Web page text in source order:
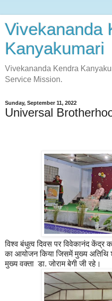
Vivekananda
Kanyakumari
Vivekananda Kendra
Service Mission.
Sunday, September 11, 2022
Universal
विश्व बंधुत्व दिवस पर विवेकानंद केंद्र
का आयोजन किया जिसमें मुख्य अतिथि
मुख्य वक्ता डा. जोराम बेगी जी रहे।